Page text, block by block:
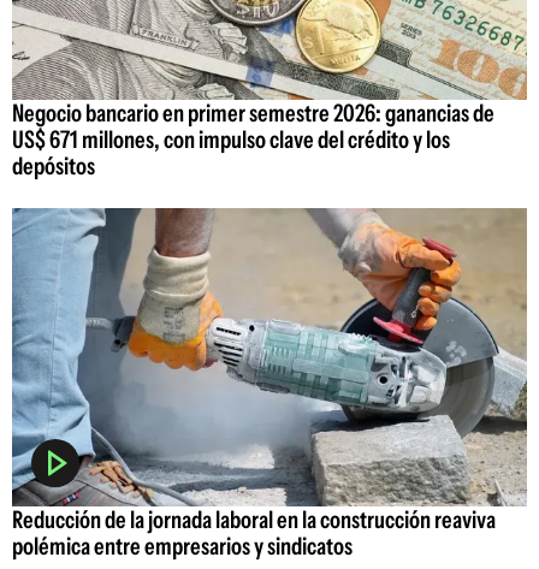
Negocio bancario en primer semestre 2026: ganancias de
US$ 671 millones, con impulso clave del crédito y los
depósitos
Reducción de la jornada laboral en la construcción reaviva
polémica entre empresarios y sindicatos